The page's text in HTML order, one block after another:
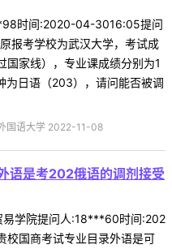
时间:2020-04-3016:05提问
报考学校为武汉大学，考试成
家线），专业课成绩分别为1
为日语（203），请问能否被调
国语大学 2022-11-08
语是考202俄语的调剂接受
易学院提问人:18***60时间:202
国商考试专业目录外语是可